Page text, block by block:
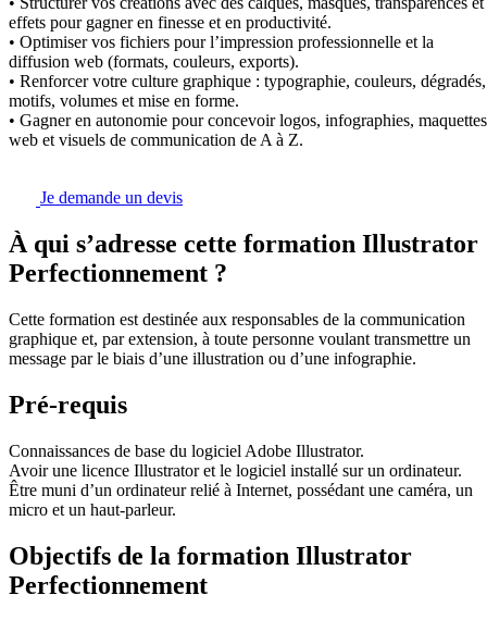
effets pour gagner en finesse et en productivité.
• Optimiser vos fichiers pour l’impression professionnelle et la
diffusion web (formats, couleurs, exports).
• Renforcer votre culture graphique : typographie, couleurs, dégradés,
motifs, volumes et mise en forme.
• Gagner en autonomie pour concevoir logos, infographies, maquettes
web et visuels de communication de A à Z.
Je demande un devis
À qui s’adresse cette formation Illustrator
Perfectionnement ?
Cette formation est destinée aux responsables de la communication
graphique et, par extension, à toute personne voulant transmettre un
message par le biais d’une illustration ou d’une infographie.
Pré-requis
Connaissances de base du logiciel Adobe Illustrator.
Avoir une licence Illustrator et le logiciel installé sur un ordinateur.
Être muni d’un ordinateur relié à Internet, possédant une caméra, un
micro et un haut-parleur.
Objectifs de la formation Illustrator
Perfectionnement